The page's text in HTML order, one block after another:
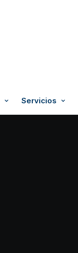
Servicios